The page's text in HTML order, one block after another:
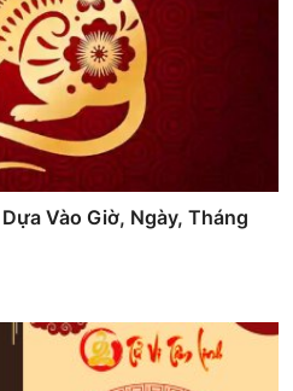
Vào Giờ, Ngày, Tháng